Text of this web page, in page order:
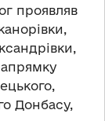
проявляв
Донбасу,